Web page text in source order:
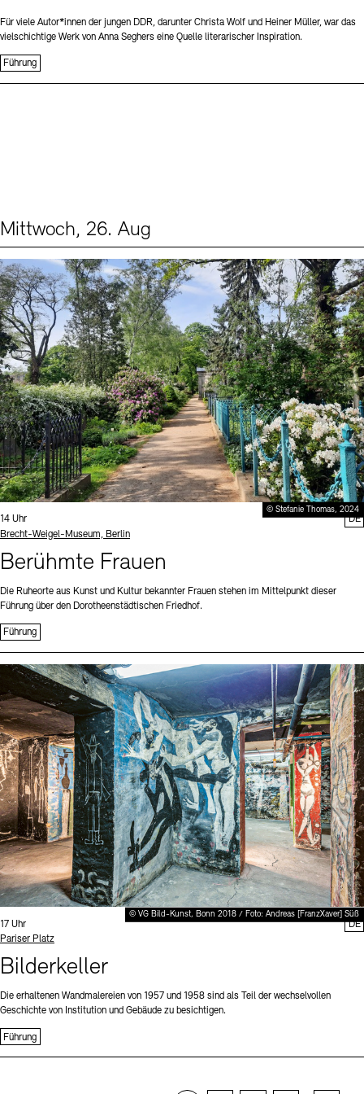
Für viele Autor*innen der jungen DDR, darunter Christa Wolf und Heiner Müller, war das
vielschichtige Werk von Anna Seghers eine Quelle literarischer Inspiration.
Führung
Mittwoch, 26. Aug
© Stefanie Thomas, 2024
Uhrzeit:
14 Uhr
Standort
Brecht-Weigel-Museum, Berlin
Berühmte Frauen
Die Ruheorte aus Kunst und Kultur bekannter Frauen stehen im Mittelpunkt dieser
Führung über den Dorotheenstädtischen Friedhof.
Führung
DE
© VG Bild-Kunst, Bonn 2018 / Foto: Andreas [FranzXaver] Süß
Uhrzeit:
17 Uhr
Standort
Pariser Platz
Bilderkeller
Die erhaltenen Wandmalereien von 1957 und 1958 sind als Teil der wechselvollen
Geschichte von Institution und Gebäude zu besichtigen.
Führung
DE